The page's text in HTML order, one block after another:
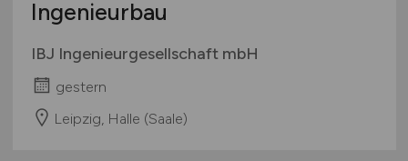
Ingenieurbau
IBJ Ingenieurgesellschaft mbH
gestern
Leipzig, Halle (Saale)